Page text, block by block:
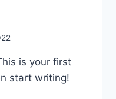
is your first
start writing!